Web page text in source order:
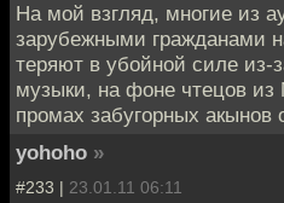
На мой взгляд, многие из
зарубежными гражданами
теряют в убойной силе из-
музыки, на фоне чтецов
промах забугорных акынов
yohoho »
#233 | 23.01.11 06:11